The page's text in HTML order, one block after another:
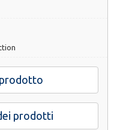
prodotti